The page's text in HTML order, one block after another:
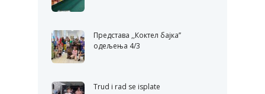
Представа ,,Коктел бајка’’
одељења 4/3
Trud i rad se isplate